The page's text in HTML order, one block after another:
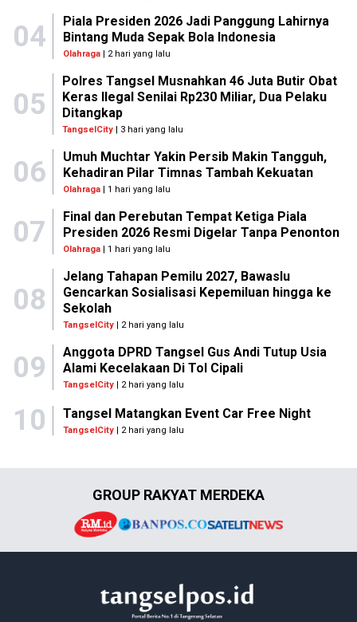
04
Piala Presiden 2026 Jadi Panggung Lahirnya
Bintang Muda Sepak Bola Indonesia
Olahraga| 2 hari yang lalu
05
Polres Tangsel Musnahkan 46 Juta Butir Obat
Keras Ilegal Senilai Rp230 Miliar, Dua Pelaku
Ditangkap
TangselCity | 3 hari yang lalu
06
Umuh Muchtar Yakin Persib Makin Tangguh,
Kehadiran Pilar Timnas Tambah Kekuatan
Olahraga| 1 hari yang lalu
07
Final dan Perebutan Tempat Ketiga Piala
Presiden 2026 Resmi Digelar Tanpa Penonton
Olahraga| 1 hari yang lalu
08
Jelang Tahapan Pemilu 2027, Bawaslu
Gencarkan Sosialisasi Kepemiluan hingga ke
Sekolah
TangselCity| 2 hari yang lalu
09
Anggota DPRD Tangsel Gus Andi Tutup Usia
Alami Kecelakaan Di Tol Cipali
TangselCity| 2 hari yang lalu
10 Tangsel Matangkan Event Car Free Night
TangselCity | 2 hari yang lalu
GROUP RAKYAT MERDEKA